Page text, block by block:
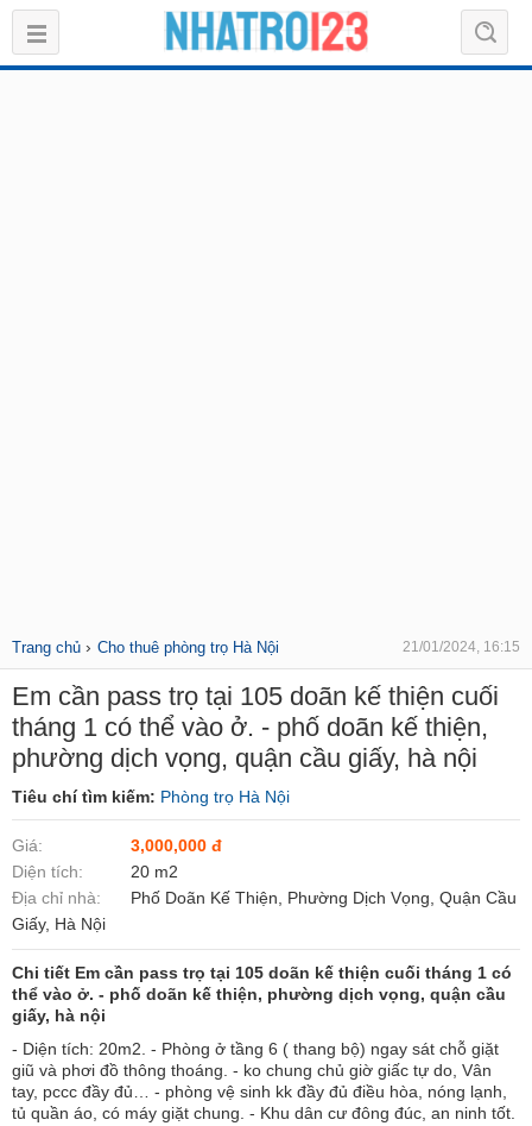
Trang chủ › Cho thuê phòng trọ Hà Nội 21/01/2024, 16:15
Em cần pass trọ tại 105 doãn kế thiện cuối
tháng 1 có thể vào ở. - phố doãn kế thiện,
phường dịch vọng, quận cầu giấy, hà nội
Tiêu chí tìm kiếm: Phòng trọ Hà Nội
Giá:
3,000,000 đ
Diện tích:
20 m2
Địa chỉ nhà:
Phố Doãn Kế Thiện, Phường Dịch Vọng, Quận Cầu
Giấy, Hà Nội
Chi tiết Em cần pass trọ tại 105 doãn kế thiện cuối tháng 1 có
thể vào ở. - phố doãn kế thiện, phường dịch vọng, quận cầu
giấy, hà nội
- Diện tích: 20m2. - Phòng ở tầng 6 ( thang bộ) ngay sát chỗ giặt
giũ và phơi đồ thông thoáng. - ko chung chủ giờ giấc tự do, Vân
tay, pccc đầy đủ… - phòng vệ sinh kk đầy đủ điều hòa, nóng lạnh,
tủ quần áo, có máy giặt chung. - Khu dân cư đông đúc, an ninh tốt.